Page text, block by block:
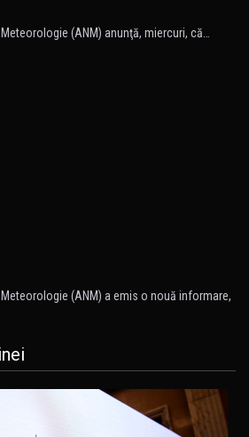
(ANM) anunţă, miercuri, că…
(ANM) a emis o nouă informare,